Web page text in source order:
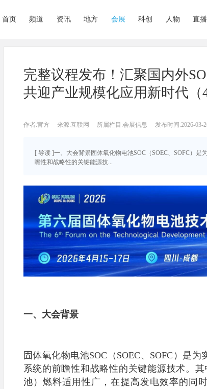
首页 频道 资讯 地方 会展 科创 人物 直播
完整议程发布！汇聚国内外
共迎产业规模化应用新时代（
作者:官方 来源:互联网 所属栏目:会展信息 发布时间:2026-03-
[ 导读 ]一、大会背景固体氧化物电池SOC（SOEC、SOFC）是
瞻性和战略性的关键能源技...
一、大会背景
固体氧化物电池SOC（SOEC、SOFC）是
系统的前瞻性和战略性的关键能源技术。
池）燃料适用性广，在提高发电效率的同